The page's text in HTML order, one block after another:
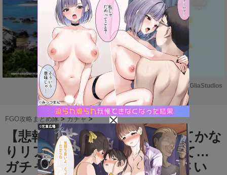
M
u
t
e
Powered by GliaStudios
FGO攻略まとめ隊 >ガチャ >
【悲報】●万ぽっちで宝具5ってかな
りリアルラックある人だなって…
ガチャ課金の悲鳴を御覧ください